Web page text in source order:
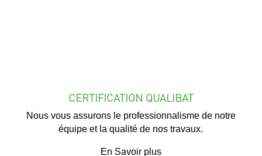
CERTIFICATION QUALIBAT
Nous vous assurons le professionnalisme de notre
équipe et la qualité de nos travaux.
En Savoir plus